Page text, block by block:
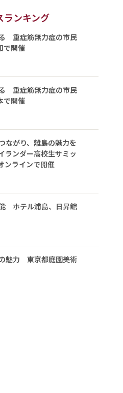
ランキング
重症筋無力症の市民
で開催
重症筋無力症の市民
で開催
ながり、離島の魅力を
ンダー高校生サミッ
ンラインで開催
ホテル浦島、日昇館
魅力 東京都庭園美術